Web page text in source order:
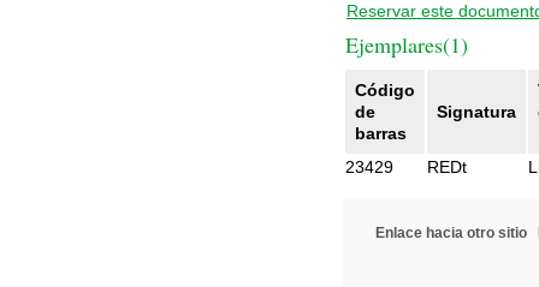
Reservar este
Ejemplares(1)
Código
de
barras
Signatura
23429
REDt
Enlace hacia otro sitio